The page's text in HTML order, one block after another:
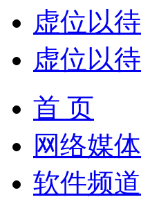
虚位以
虚位以
首 页
网络媒体
软件频道